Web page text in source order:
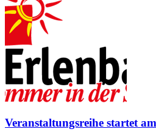
Veranstaltungsreihe startet